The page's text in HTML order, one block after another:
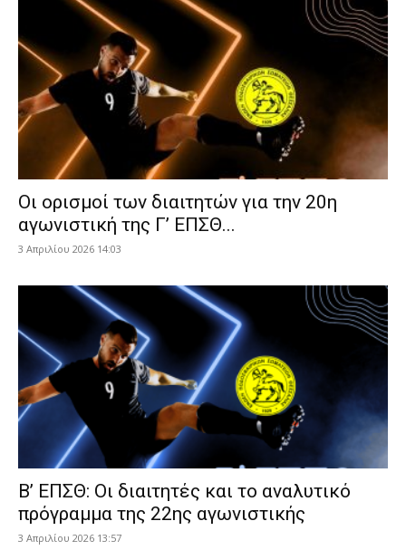
Οι ορισμοί των διαιτητών για την 20η
αγωνιστική της Γ’ ΕΠΣΘ...
3 Απριλίου 2026 14:03
Β’ ΕΠΣΘ: Οι διαιτητές και το αναλυτικό
πρόγραμμα της 22ης αγωνιστικής
3 Απριλίου 2026 13:57